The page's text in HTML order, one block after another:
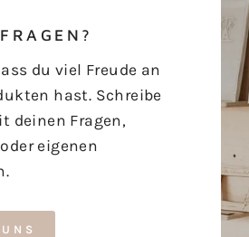
du viel Freude an
hast. Schreibe
deinen Fragen,
eigenen